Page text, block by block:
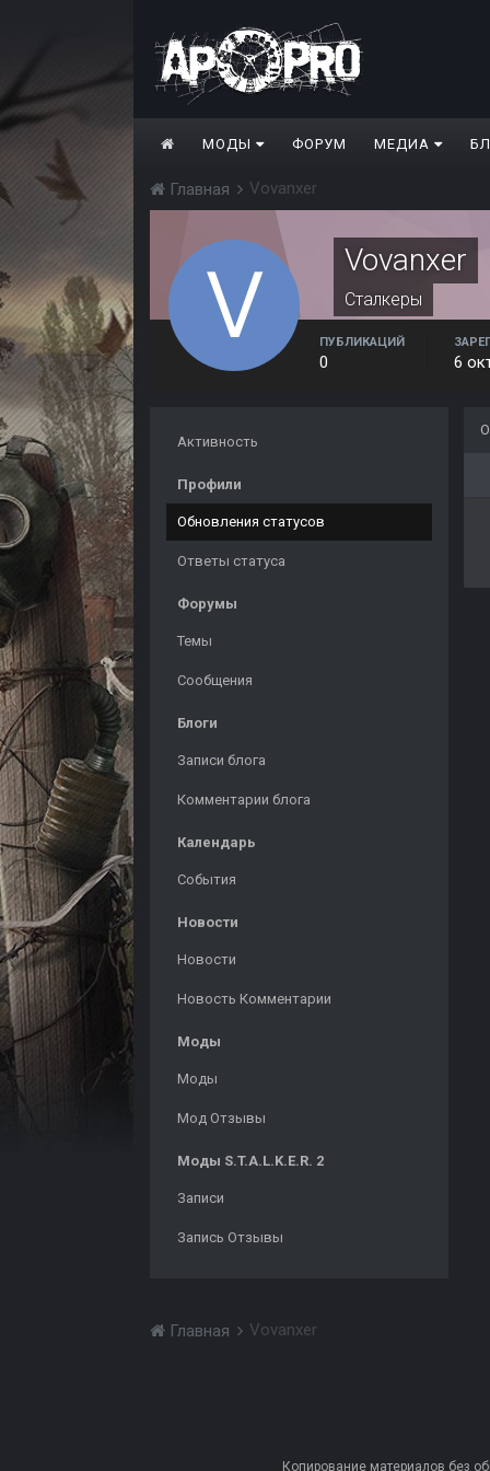
МОДЫ ФОРУМ МЕДИА
Главная Vovanxer
Vovanxer
Сталкеры
ПУБЛИКАЦИЙ
0 6
Активность
Профили
Обновления статусов
Ответы статуса
Форумы
Темы
Сообщения
Блоги
Записи блога
Комментарии блога
Календарь
События
Новости
Новости
Новость Комментарии
Моды
Моды
Мод Отзывы
Моды S.T.A.L.K.E.R. 2
Записи
Запись Отзывы
Главная Vovanxer
Копирование материалов без